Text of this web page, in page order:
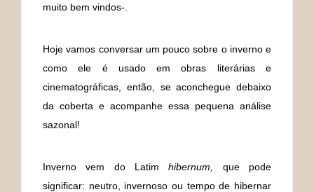
muito bem vindos-.
Hoje vamos conversar um pouco sobre o inverno e
como ele é usado em obras literárias e
cinematográficas, então, se aconchegue debaixo
da coberta e acompanhe essa pequena análise
sazonal!
Inverno vem do Latimhibernum, que pode
significar: neutro, invernoso ou tempo de hibernar